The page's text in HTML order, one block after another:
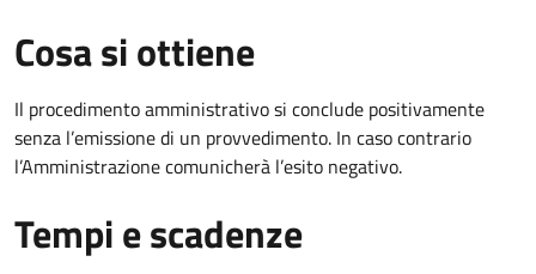
Cosa si ottiene
Il procedimento amministrativo si conclude positivamente
senza l’emissione di un provvedimento. In caso contrario
l’Amministrazione comunicherà l’esito negativo.
Tempi e scadenze